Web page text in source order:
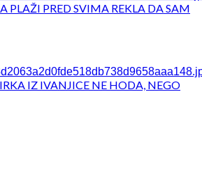
PLAŽI PRED SVIMA REKLA DA SAM
IZ IVANJICE NE HODA, NEGO